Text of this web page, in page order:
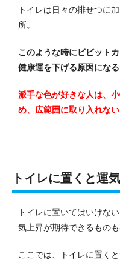
トイレは日々の排せつに
所。
このような時にビビット
健康運を下げる原因になる
派手な色が好きな人は、
め、広範囲に取り入れない
トイレに置くと運
トイレに置いてはいけな
気上昇が期待できるものも
ここでは、トイレに置く